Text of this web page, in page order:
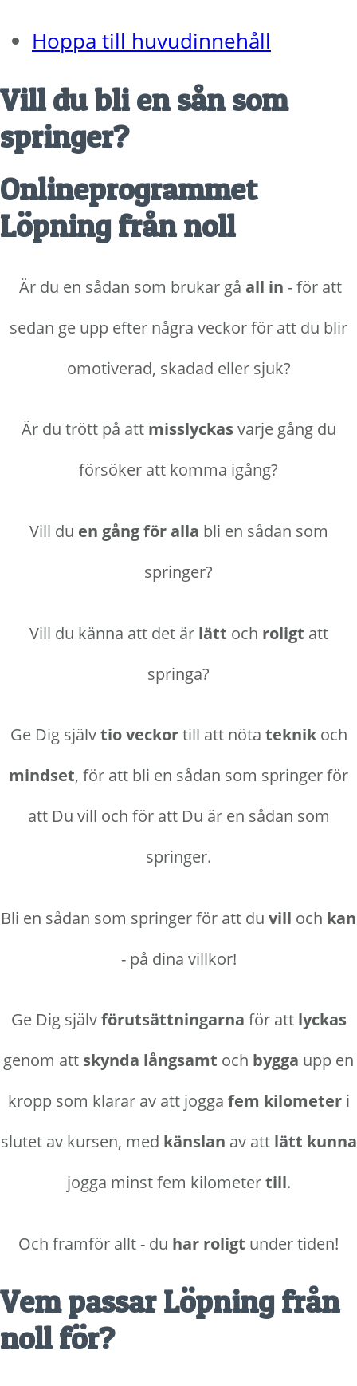
Hoppa till huvudinnehåll
Vill du bli en sån som
springer?
Onlineprogrammet
Löpning från noll
Är du en sådan som brukar gå all in - för att
sedan ge upp efter några veckor för att du blir
omotiverad, skadad eller sjuk?
Är du trött på att misslyckasvarje gång du
försöker att komma igång?
Vill du en gång för alla bli en sådan som
springer?
Vill du känna att det är lätt och roligt att
springa?
Ge Dig självtio veckortill att nöta teknikoch
mindset, för att bli en sådan som springer för
att Du vill och för att Du är en sådan som
springer.
Bli en sådan som springer för att du vill och kan
- på dina villkor!
Ge Dig självförutsättningarna för att lyckas
genom att skynda långsamt och bygga upp en
kropp som klarar av att jogga fem kilometeri
slutet av kursen, med känslan av att lätt kunna
jogga minst fem kilometertill.
Och framför allt - du har roligt under tiden!
Vem passar Löpning från
noll för?